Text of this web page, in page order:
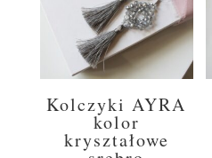
Kolczyki AYRA
kolor
kryształowe